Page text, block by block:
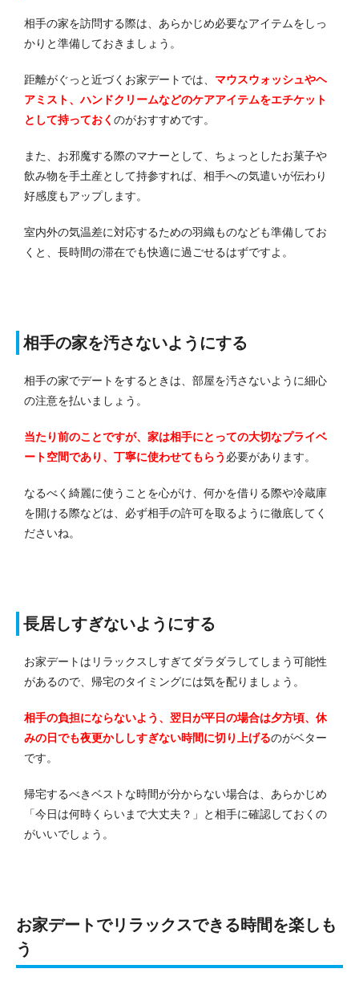
相手の家を訪問する際は、あらかじめ必要なアイテムをしっ
かりと準備しておきましょう。
距離がぐっと近づくお家デートでは、 マウスウォッシュやヘ
アミスト、ハンドクリームなどのケアアイテムをエチケット
として持っておく のがおすすめです。
また、お邪魔する際のマナーとして、ちょっとしたお菓子や
飲み物を手土産として持参すれば、相手への気遣いが伝わり
好感度もアップします。
室内外の気温差に対応するための羽織ものなども準備してお
くと、長時間の滞在でも快適に過ごせるはずですよ。
相手の家を汚さないようにする
相手の家でデートをするときは、部屋を汚さないように細心
の注意を払いましょう。
当たり前のことですが、家は相手にとっての大切なプライベ
ート空間であり、丁寧に使わせてもらう 必要があります。
なるべく綺麗に使うことを心がけ、何かを借りる際や冷蔵庫
を開ける際などは、必ず相手の許可を取るように徹底してく
ださいね。
長居しすぎないようにする
お家デートはリラックスしすぎてダラダラしてしまう可能性
があるので、帰宅のタイミングには気を配りましょう。
相手の負担にならないよう、翌日が平日の場合は夕方頃、休
みの日でも夜更かししすぎない時間に切り上げるのがベター
です。
帰宅するべきベストな時間が分からない場合は、あらかじめ
「今日は何時くらいまで大丈夫？」と相手に確認しておくの
がいいでしょう。
お家デートでリラックスできる時間を楽しも
う